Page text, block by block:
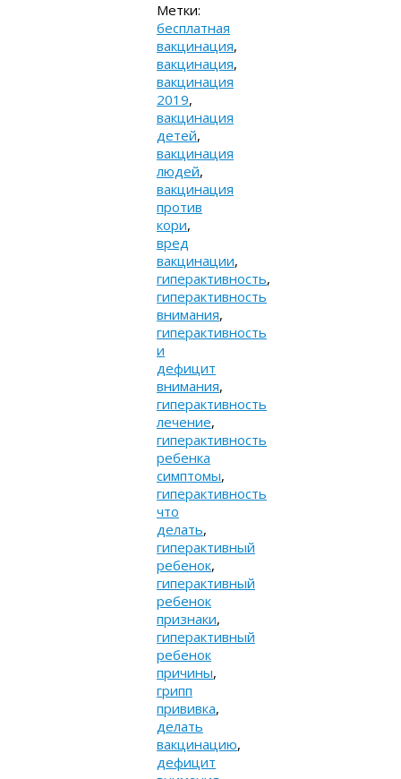
Метки:
бесплатная
вакцинация,
вакцинация,
вакцинация
2019,
вакцинация
детей,
вакцинация
людей,
вакцинация
против
кори,
вред
вакцинации,
гиперактивность,
гиперактивность
внимания,
гиперактивность
и
дефицит
внимания,
гиперактивность
лечение,
гиперактивность
ребенка
симптомы,
гиперактивность
что
делать,
гиперактивный
ребенок,
гиперактивный
ребенок
признаки,
гиперактивный
ребенок
причины,
грипп
прививка,
делать
вакцинацию,
дефицит